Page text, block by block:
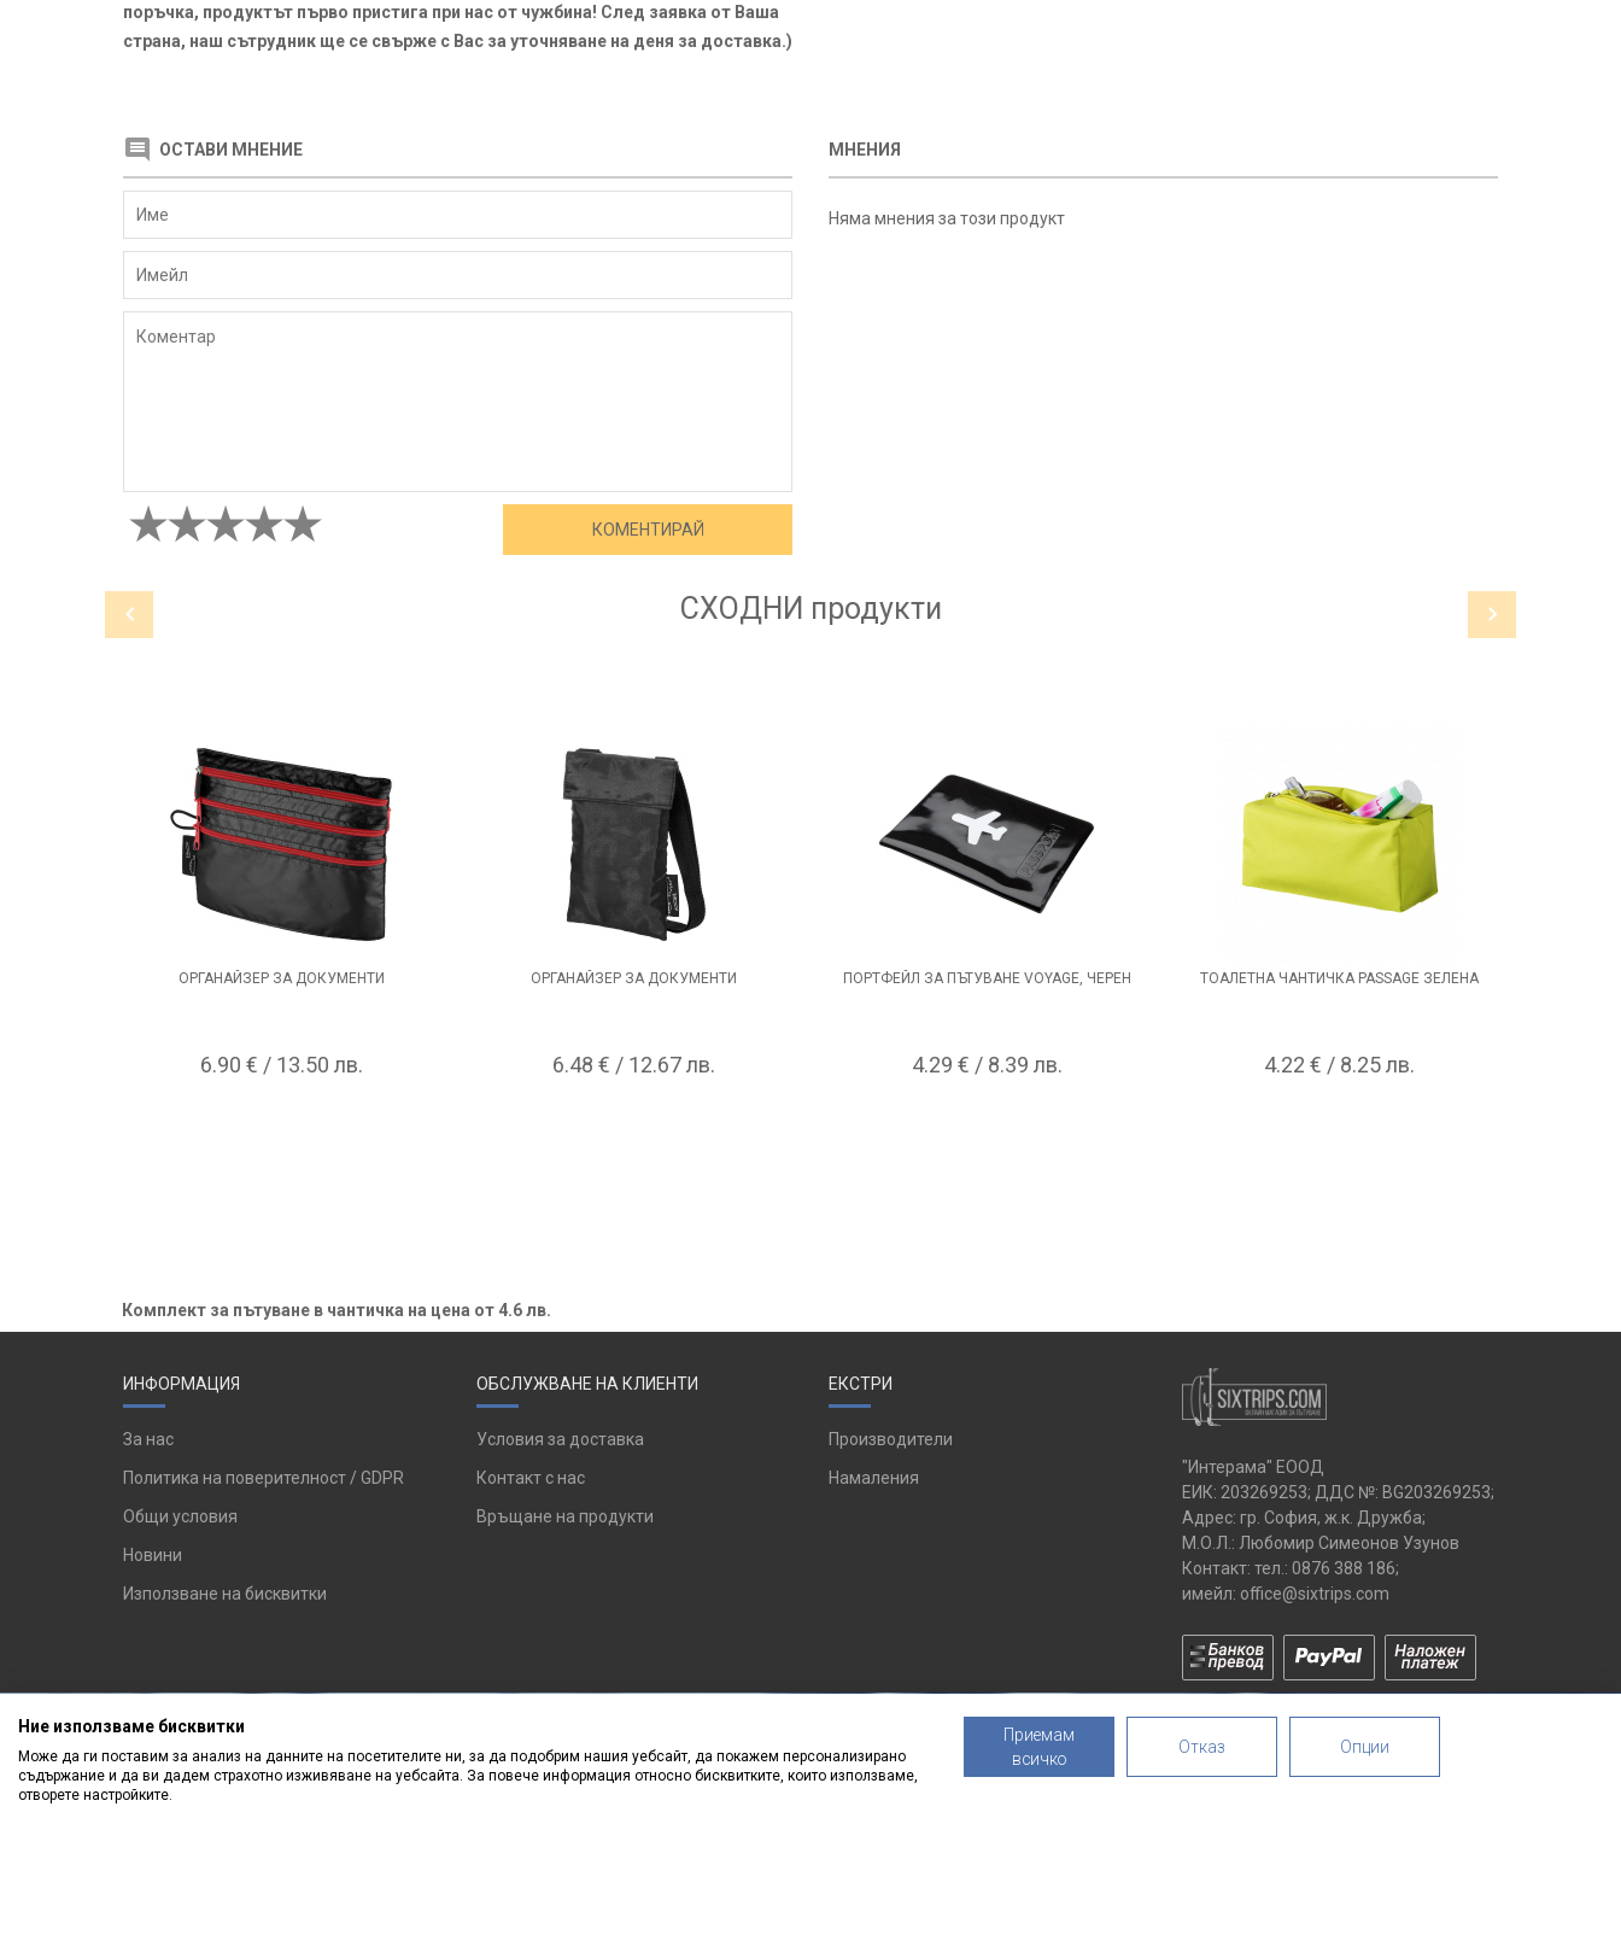
поръчка, продуктът първо пристига при нас от чужбина! След заявка от Ваша
страна, наш сътрудник ще се свърже с Вас за уточняване на деня за доставка.)
ОСТАВИ МНЕНИЕ МНЕНИЯ
Няма мнения за този продукт
СХОДНИ продукти
ОРГАНАЙЗЕР ЗА ДОКУМЕНТИ
6.90 € / 13.50 лв.
ОРГАНАЙЗЕР ЗА ДОКУМЕНТИ
6.48 € / 12.67 лв.
ПОРТФЕЙЛ ЗА ПЪТУВАНЕ VOYAGE, ЧЕРЕН
4.29 € / 8.39 лв.
ТОАЛЕТНА ЧАНТИЧКА PASSAGE ЗЕЛЕНА
4.22 € / 8.25 лв.
Комплект за пътуване в чантичка на цена от 4.6 лв.
ИНФОРМАЦИЯ
За нас
Политика на поверителност / GDPR
Общи условия
Новини
Използване на бисквитки
ОБСЛУЖВАНЕ НА КЛИЕНТИ
Условия за доставка
Контакт с нас
Връщане на продукти
ЕКСТРИ
Производители
Намаления
"Интерама" ЕООД
ЕИК: 203269253; ДДС №: BG203269253;
Адрес: гр. София, ж.к. Дружба;
М.О.Л.: Любомир Симеонов Узунов
Контакт: тел.: 0876 388 186;
имейл: office@sixtrips.com
Получавай нашите
Ние използваме бисквитки
Може да ги поставим за анализ на данните на посетителите ни, за да подобрим нашия уебсайт, да покажем персонализирано
съдържание и да ви дадем страхотно изживяване на уебсайта. За повече информация относно бисквитките, които използваме,
отворете настройките.
Приемам
всичко
Отказ Опции